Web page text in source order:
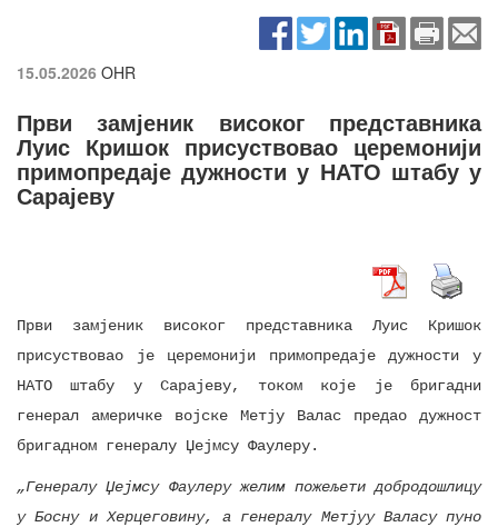
15.05.2026 OHR
Први замјеник високог представника
Луис Кришок присуствовао церемонији
примопредаје дужности у НАТО штабу у
Сарајеву
Први замјеник високог представника Луис Кришок
присуствовао је церемонији примопредаје дужности у
НАТО штабу у Сарајеву, током које је бригадни
генерал америчке војске Метју Валас предао дужност
бригадном генералу Џејмсу Фаулеру.
„Генералу Џејмсу Фаулеру желим пожељети добродошлицу
у Босну и Херцеговину, а генералу Метјуу Валасу пуно